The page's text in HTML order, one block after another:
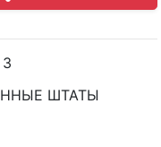
ШТАТЫ